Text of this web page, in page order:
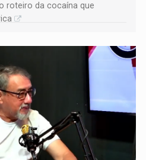
roteiro da cocaína que